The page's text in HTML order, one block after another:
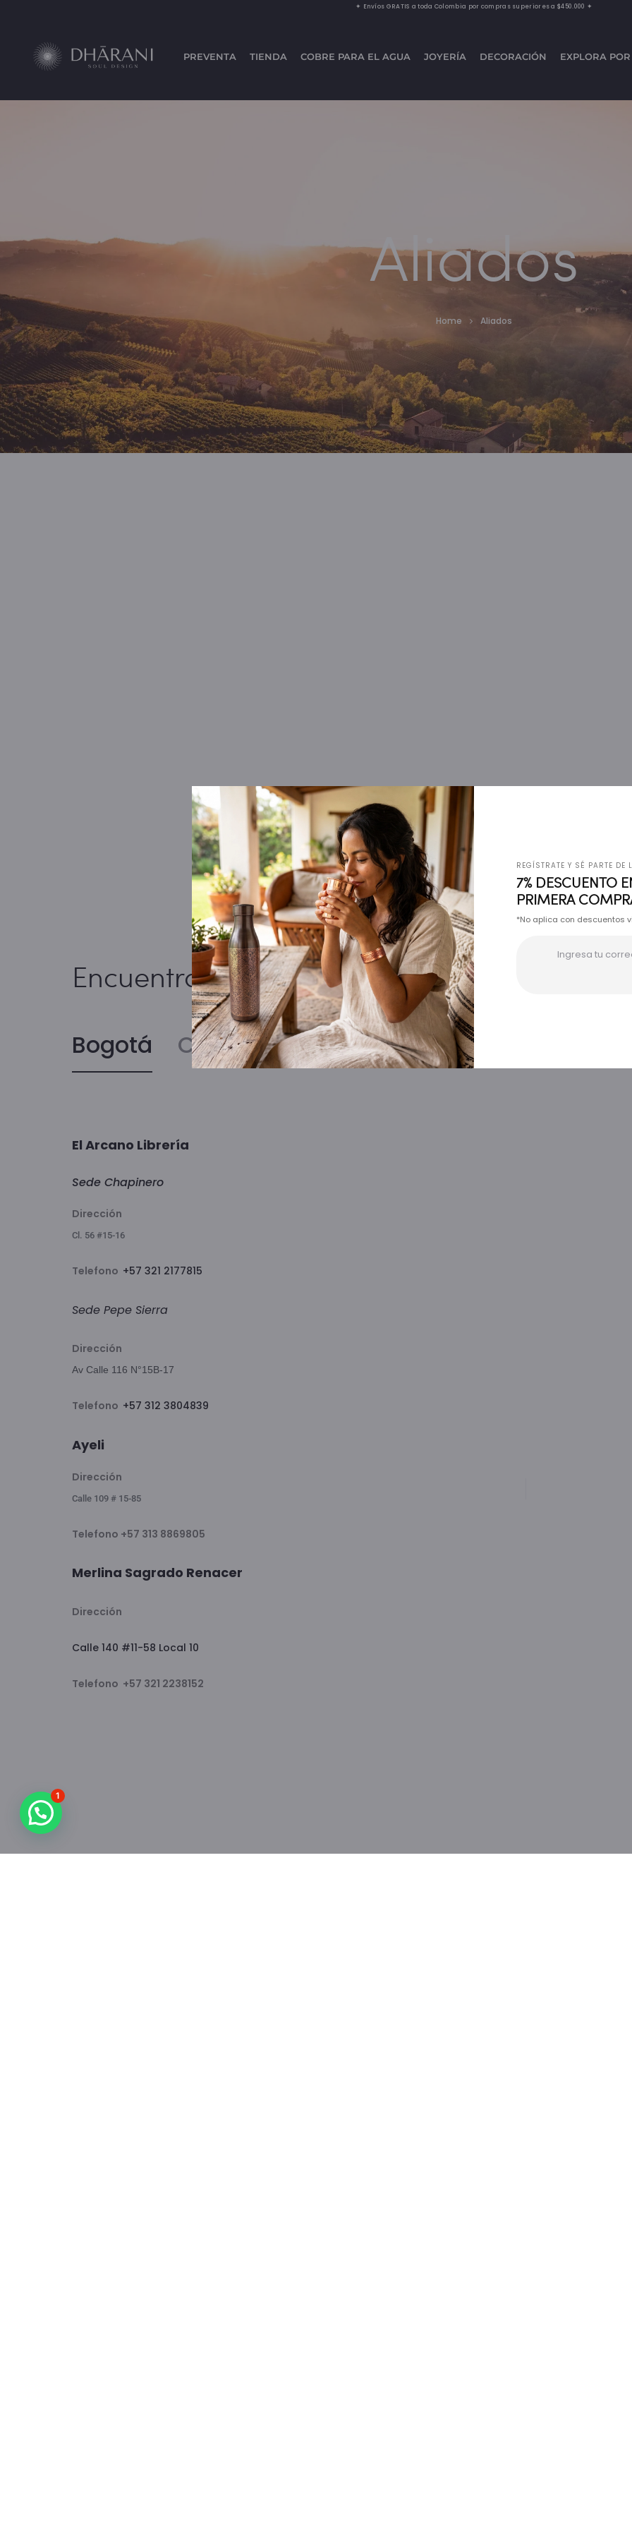
✦ Envíos GRATIS a toda Colombia por compras superiores a $450.000 ✦
PREVENTA TIENDA COBRE PARA EL AGUA JOYERÍA DECORACIÓN EXPLORA
Aliados
Home Aliados
Encuentranos
Bogotá Calí
El Arcano Librería
Sede Chapinero
Dirección
Cl. 56 #15-16
Telefono +57 321 2177815
Sede Pepe Sierra
Dirección
Av Calle 116 N°15B-17
Telefono +57 312 3804839
Ayeli
Dirección
Calle 109 # 15-85
Telefono +57 313 8869805
Merlina Sagrado Renacer
Dirección
Calle 140 #11-58 Local 10
Telefono +57 321 2238152
REGÍSTRATE Y SÉ PARTE DE
7% DESCUENTO
PRIMERA
*No aplica con descuentos
1